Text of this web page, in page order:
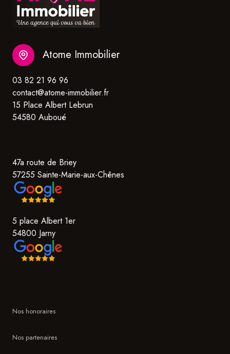
Atome Immobilier
03 82 21 96 96
contact@atome-immobilier.fr
15 Place Albert Lebrun
54580 Auboué
47a route de Briey
57255 Sainte-Marie-aux-Chênes
5 place Albert 1er
54800 Jarny
Nos honoraires
Nos partenaires